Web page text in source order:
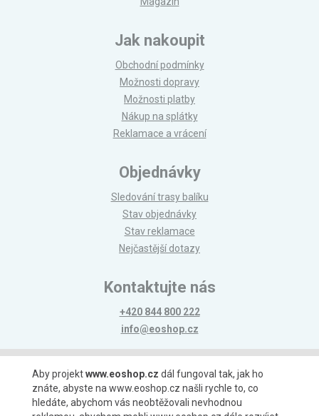
Jak nakoupit
Obchodní podmínky
Možnosti dopravy
Možnosti platby
Nákup na splátky
Reklamace a vrácení
Objednávky
Sledování trasy balíku
Stav objednávky
Stav reklamace
Nejčastější dotazy
Kontaktujte nás
+420 844 800 222
info@eoshop.cz
Možnosti platby
Aby projektwww.eoshop.cz dál fungoval tak, jak ho
znáte, abyste na www.eoshop.cz našli rychle to, co
hledáte, abychom vás neobtěžovali nevhodnou